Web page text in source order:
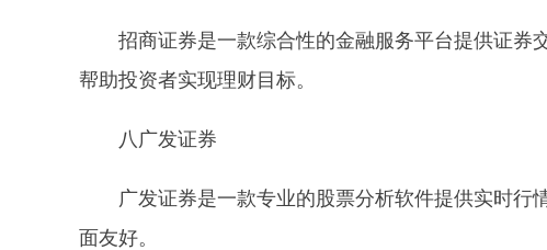
招商证券是一款综合性的金融服务平台提供证券
帮助投资者实现理财目标。
八广发证券
广发证券是一款专业的股票分析软件提供实时
面友好。